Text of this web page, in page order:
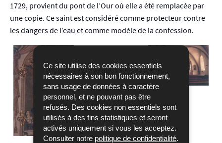
Ce site utilise des cookies essentiels
nécessaires à son bon fonctionnement,
sans usage de données à caractère
personnel, et ne pouvant pas être
refusés. Des cookies non essentiels sont
utilisés à des fins statistiques et seront
activés uniquement si vous les acceptez.
Consulter notre politique de confidentialité.
1729, provient du pont de l’Our où elle a été remplacée par
une copie. Ce saint est considéré comme protecteur contre
les dangers de l’eau et comme modèle de la confession.